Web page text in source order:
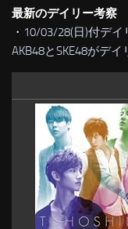
最新のデイリー考察
・ 10/03/28(日)付デイ
AKB48とSKE48がデ